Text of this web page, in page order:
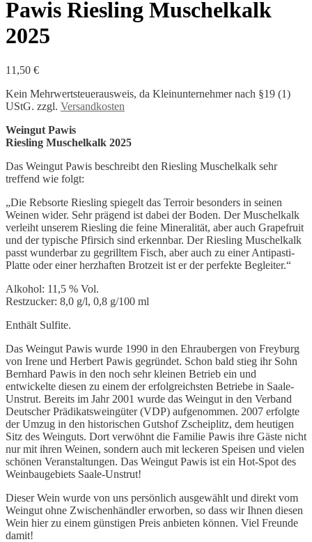
Pawis Riesling Muschelkalk
2025
11,50 €
Kein Mehrwertsteuerausweis, da Kleinunternehmer nach §19 (1)
UStG. zzgl. Versandkosten
Weingut Pawis
Riesling Muschelkalk 2025
Das Weingut Pawis beschreibt den Riesling Muschelkalk sehr
treffend wie folgt:
„Die Rebsorte Riesling spiegelt das Terroir besonders in seinen
Weinen wider. Sehr prägend ist dabei der Boden. Der Muschelkalk
verleiht unserem Riesling die feine Mineralität, aber auch Grapefruit
und der typische Pfirsich sind erkennbar. Der Riesling Muschelkalk
passt wunderbar zu gegrilltem Fisch, aber auch zu einer Antipasti-
Platte oder einer herzhaften Brotzeit ist er der perfekte Begleiter.“
Alkohol: 11,5 % Vol.
Restzucker: 8,0 g/l, 0,8 g/100 ml
Enthält Sulfite.
Das Weingut Pawis wurde 1990 in den Ehraubergen von Freyburg
von Irene und Herbert Pawis gegründet. Schon bald stieg ihr Sohn
Bernhard Pawis in den noch sehr kleinen Betrieb ein und
entwickelte diesen zu einem der erfolgreichsten Betriebe in Saale-
Unstrut. Bereits im Jahr 2001 wurde das Weingut in den Verband
Deutscher Prädikatsweingüter (VDP) aufgenommen. 2007 erfolgte
der Umzug in den historischen Gutshof Zscheiplitz, dem heutigen
Sitz des Weinguts. Dort verwöhnt die Familie Pawis ihre Gäste nicht
nur mit ihren Weinen, sondern auch mit leckeren Speisen und vielen
schönen Veranstaltungen. Das Weingut Pawis ist ein Hot-Spot des
Weinbaugebiets Saale-Unstrut!
Dieser Wein wurde von uns persönlich ausgewählt und direkt vom
Weingut ohne Zwischenhändler erworben, so dass wir Ihnen diesen
Wein hier zu einem günstigen Preis anbieten können. Viel Freunde
damit!